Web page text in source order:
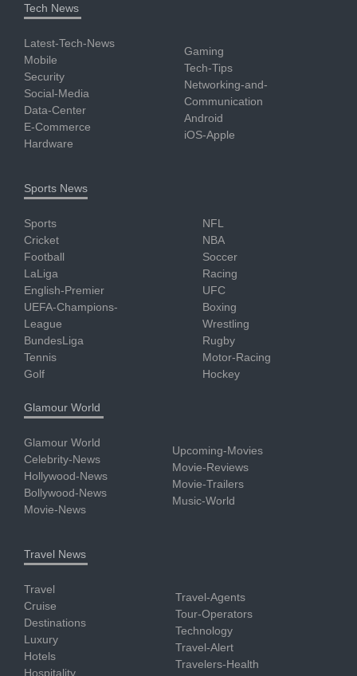
Tech News
Latest-Tech-News
Mobile
Security
Social-Media
Data-Center
E-Commerce
Hardware
Gaming
Tech-Tips
Networking-and-
Communication
Android
iOS-Apple
Sports News
Sports
Cricket
Football
LaLiga
English-Premier
UEFA-Champions-
League
BundesLiga
Tennis
Golf
NFL
NBA
Soccer
Racing
UFC
Boxing
Wrestling
Rugby
Motor-Racing
Hockey
Glamour World
Glamour World
Celebrity-News
Hollywood-News
Bollywood-News
Movie-News
Upcoming-Movies
Movie-Reviews
Movie-Trailers
Music-World
Travel News
Travel
Cruise
Destinations
Luxury
Hotels
Hospitality
Travel-Agents
Tour-Operators
Technology
Travel-Alert
Travelers-Health